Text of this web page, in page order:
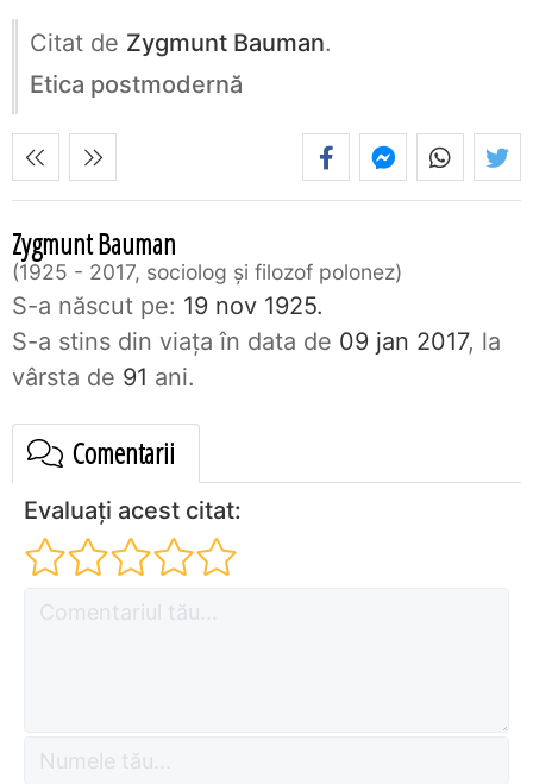
Citat de Zygmunt Bauman.
Etica postmodernă
Zygmunt Bauman
1925 - 2017, sociolog şi filozof polonez
S-a născut pe: 19 nov 1925.
S-a stins din viaţa în data de 09 jan 2017, la
vârsta de 91 ani.
Comentarii
Evaluați acest citat: